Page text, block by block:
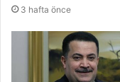
3 hafta önce